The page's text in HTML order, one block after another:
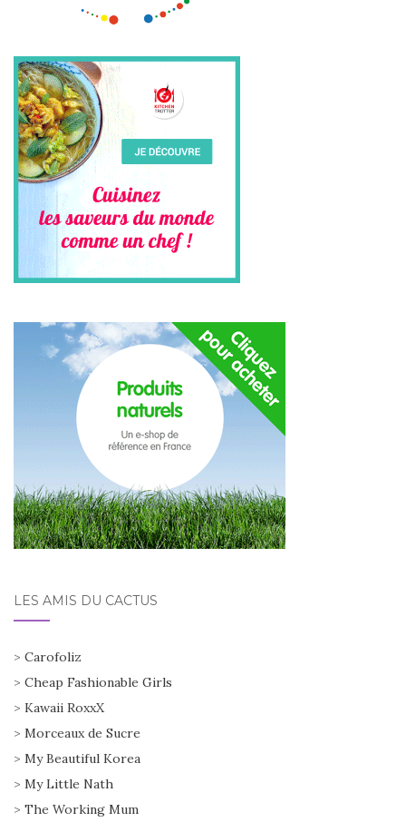
LES AMIS DU CACTUS
> Carofoliz
> Cheap Fashionable Girls
> Kawaii RoxxX
> Morceaux de Sucre
> My Beautiful Korea
> My Little Nath
> The Working Mum